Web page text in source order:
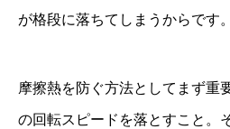
が格段に落ちてしまうからです。
摩擦熱を防ぐ方法としてまず重
の回転スピードを落とすこと。